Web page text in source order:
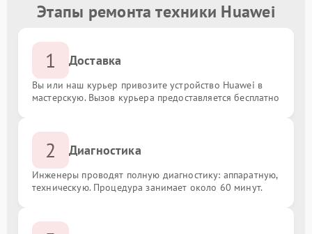
Этапы ремонта техники Huawei
1 Доставка
Вы или наш курьер привозите устройство Huawei в
мастерскую. Вызов курьера предоставляется бесплатно
2 Диагностика
Инженеры проводят полную диагностику: аппаратную,
техническую. Процедура занимает около 60 минут.